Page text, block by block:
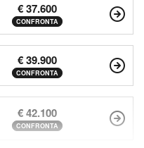
€ 37.600
CONFRONTA
€ 39.900
CONFRONTA
€ 42.100
CONFRONTA